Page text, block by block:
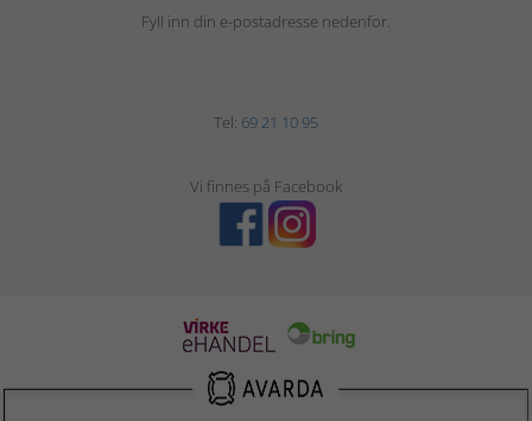
Fyll inn din e-postadresse nedenfor.
Tel: 69 21 10 95
Vi finnes på Facebook